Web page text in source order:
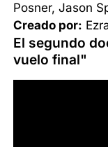
Posner, Jason
Creado por:
El segundo
vuelo final"